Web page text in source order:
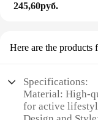
245,60руб.
Here are the products
Specifications:
Material: High-
for active